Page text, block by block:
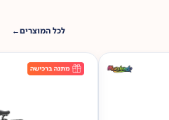
לכל המוצרים